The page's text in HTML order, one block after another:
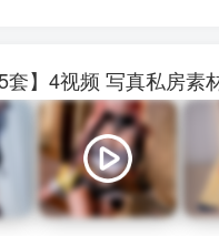
套】4视频 写真私房素